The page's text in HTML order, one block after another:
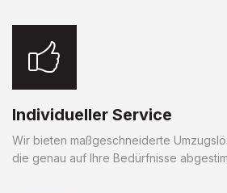
Individueller Service
Wir bieten maßgeschneiderte
die genau auf Ihre Bedürfnisse